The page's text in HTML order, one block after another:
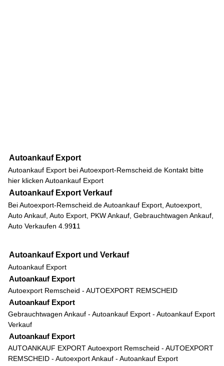
Autoankauf Export
Autoankauf Export bei Autoexport-Remscheid.de Kontakt bitte
hier klicken Autoankauf Export
Autoankauf Export Verkauf
Bei Autoexport-Remscheid.de Autoankauf Export, Autoexport,
Auto Ankauf, Auto Export, PKW Ankauf, Gebrauchtwagen Ankauf,
Auto Verkaufen 4.9911
Autoankauf Export und Verkauf
Autoankauf Export
Autoankauf Export
Autoexport Remscheid - AUTOEXPORT REMSCHEID
Autoankauf Export
Gebrauchtwagen Ankauf - Autoankauf Export - Autoankauf Export
Verkauf
Autoankauf Export
AUTOANKAUF EXPORTAutoexport Remscheid - AUTOEXPORT
REMSCHEID - Autoexport Ankauf - Autoankauf Export